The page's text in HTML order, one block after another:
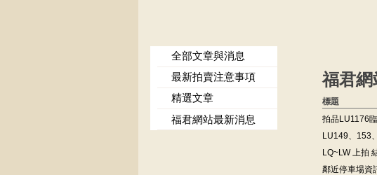
福君網
標題
拍品LU1176
LU149、153
LQ~LW 上拍
鄰近停車場資
全部文章與消息
最新拍賣注意事項
精選文章
福君網站最新消息